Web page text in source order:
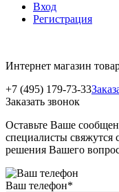
Вход
Регистрация
Интернет магазин
+7 (495) 179-73-33
Заказать звонок
Оставьте Ваше
специалисты свяжутся
решения Вашего
Ваш телефон*